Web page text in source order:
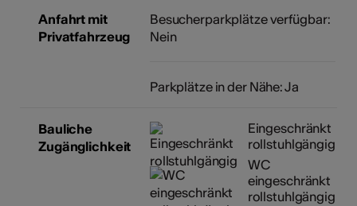
Anfahrt mit
Privatfahrzeug
Besucherparkplätze verfügbar:
Nein
Parkplätze in der Nähe: Ja
Bauliche
Zugänglichkeit
Eingeschränkt
rollstuhlgängig
WC
eingeschränkt
rollstuhlgängig